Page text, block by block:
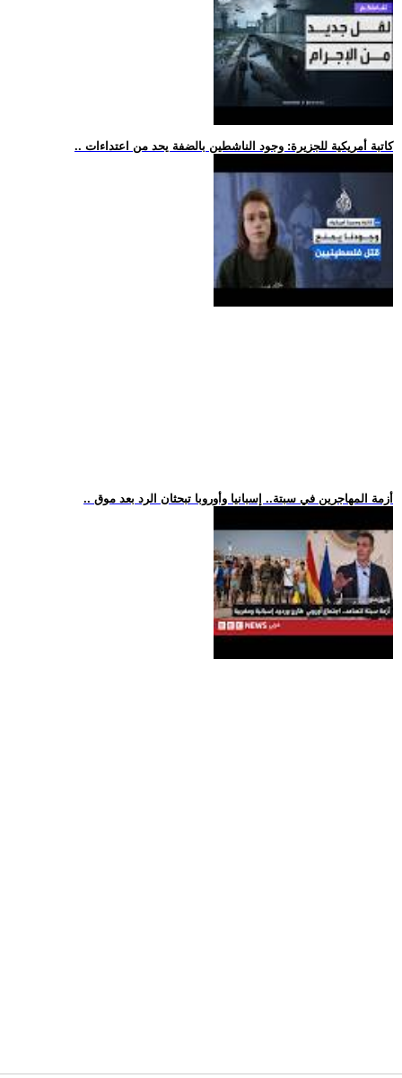
.. كاتبة أمريكية للجزيرة: وجود الناشطين بالضفة يحد من اعتداءات
.. أزمة المهاجرين في سبتة.. إسبانيا وأوروبا تبحثان الرد بعد موق